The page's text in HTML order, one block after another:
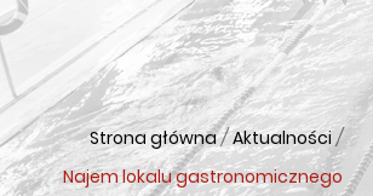
Strona główna / Aktualności /
Najem lokalu gastronomicznego